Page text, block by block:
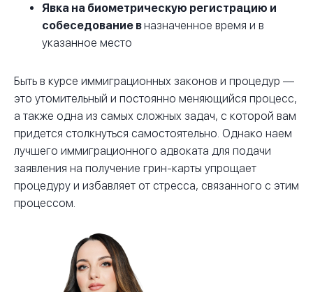
Явка на биометрическую регистрацию и
собеседование вназначенное время и в
указанное место
Быть в курсе иммиграционных законов и процедур —
это утомительный и постоянно меняющийся процесс,
а также одна из самых сложных задач, с которой вам
придется столкнуться самостоятельно. Однако наем
лучшего иммиграционного адвоката для подачи
заявления на получение грин-карты упрощает
процедуру и избавляет от стресса, связанного с этим
процессом.